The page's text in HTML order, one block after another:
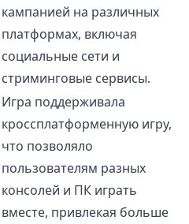
кампанией на различных
платформах, включая
социальные сети и
стриминговые сервисы.
Игра поддерживала
кроссплатформенную игру,
что позволяло
пользователям разных
консолей и ПК играть
вместе, привлекая больше